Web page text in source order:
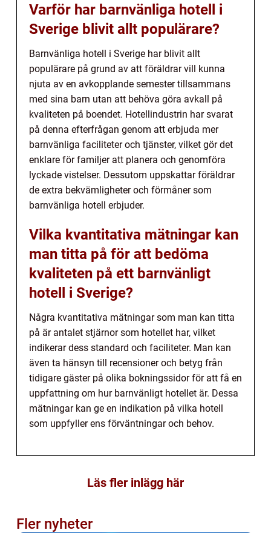
Varför har barnvänliga hotell i
Sverige blivit allt populärare?
Barnvänliga hotell i Sverige har blivit allt
populärare på grund av att föräldrar vill kunna
njuta av en avkopplande semester tillsammans
med sina barn utan att behöva göra avkall på
kvaliteten på boendet. Hotellindustrin har svarat
på denna efterfrågan genom att erbjuda mer
barnvänliga faciliteter och tjänster, vilket gör det
enklare för familjer att planera och genomföra
lyckade vistelser. Dessutom uppskattar föräldrar
de extra bekvämligheter och förmåner som
barnvänliga hotell erbjuder.
Vilka kvantitativa mätningar kan
man titta på för att bedöma
kvaliteten på ett barnvänligt
hotell i Sverige?
Några kvantitativa mätningar som man kan titta
på är antalet stjärnor som hotellet har, vilket
indikerar dess standard och faciliteter. Man kan
även ta hänsyn till recensioner och betyg från
tidigare gäster på olika bokningssidor för att få en
uppfattning om hur barnvänligt hotellet är. Dessa
mätningar kan ge en indikation på vilka hotell
som uppfyller ens förväntningar och behov.
Läs fler inlägg här
Fler nyheter